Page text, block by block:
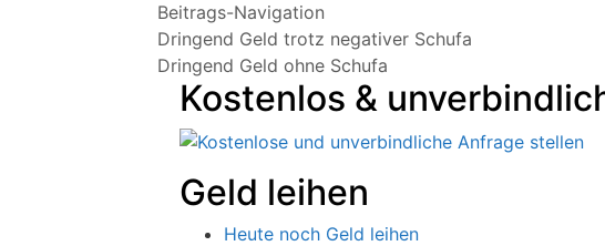
Beitrags-Navigation
Dringend Geld trotz negativer Schufa
Dringend Geld ohne Schufa
Kostenlos &
Geld leihen
Heute noch Geld leihen